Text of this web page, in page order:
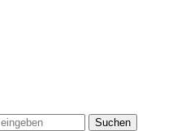
Suchen